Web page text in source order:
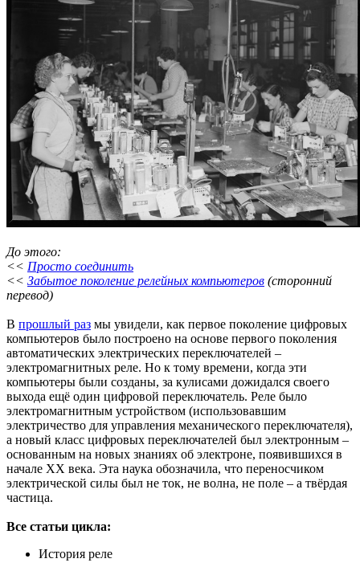
До этого:
<< Просто соединить
<< Забытое поколение релейных компьютеров (сторонний
перевод)
В прошлый раз мы увидели, как первое поколение цифровых
компьютеров было построено на основе первого поколения
автоматических электрических переключателей –
электромагнитных реле. Но к тому времени, когда эти
компьютеры были созданы, за кулисами дожидался своего
выхода ещё один цифровой переключатель. Реле было
электромагнитным устройством (использовавшим
электричество для управления механического переключателя),
а новый класс цифровых переключателей был электронным –
основанным на новых знаниях об электроне, появившихся в
начале XX века. Эта наука обозначила, что переносчиком
электрической силы был не ток, не волна, не поле – а твёрдая
частица.
Все статьи цикла:
История реле